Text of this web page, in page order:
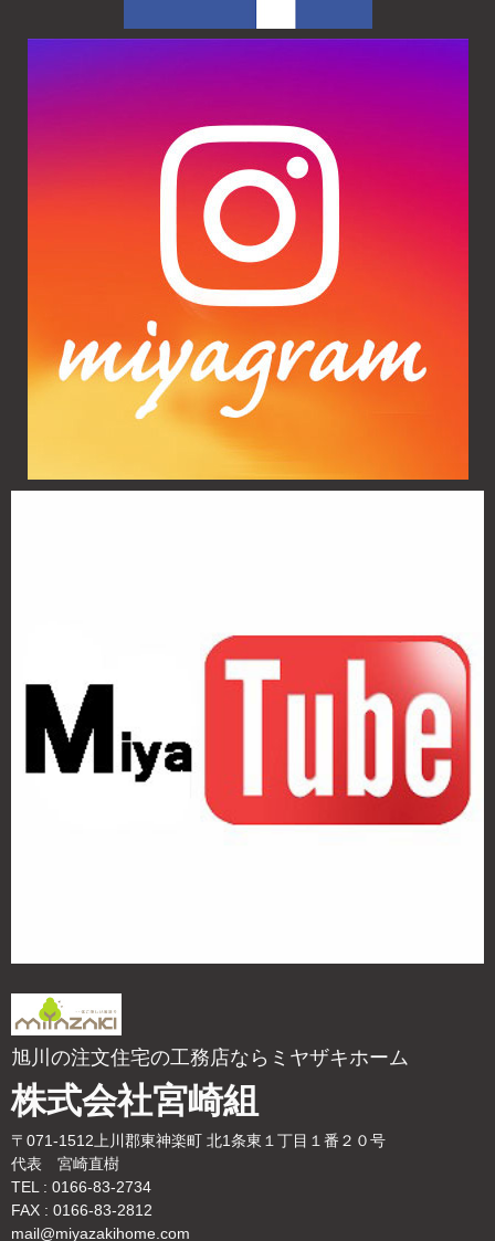
旭川の注文住宅の工務店ならミヤザキホーム
株式会社宮崎組
〒071-1512上川郡東神楽町 北1条東１丁目１番２０号
代表 宮崎直樹
TEL : 0166-83-2734
FAX : 0166-83-2812
mail@miyazakihome.com